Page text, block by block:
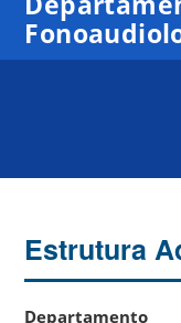
Estrutura
Departamento